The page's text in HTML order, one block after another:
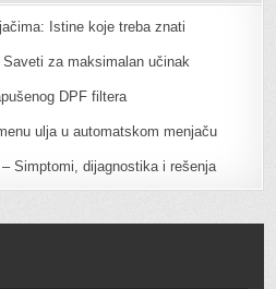
Istine koje treba znati
za maksimalan učinak
DPF filtera
ulja u automatskom menjaču
Simptomi, dijagnostika i rešenja